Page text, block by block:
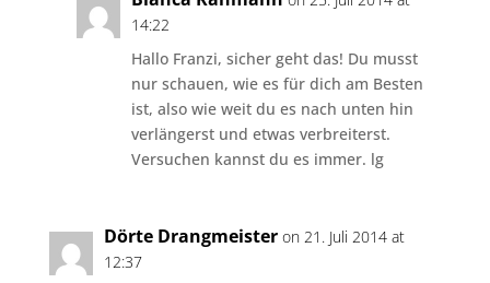
14:22
Hallo Franzi, sicher geht das! Du musst
nur schauen, wie es für dich am Besten
ist, also wie weit du es nach unten hin
verlängerst und etwas verbreiterst.
Versuchen kannst du es immer. lg
Dörte Drangmeister on 21. Juli 2014 at
12:37